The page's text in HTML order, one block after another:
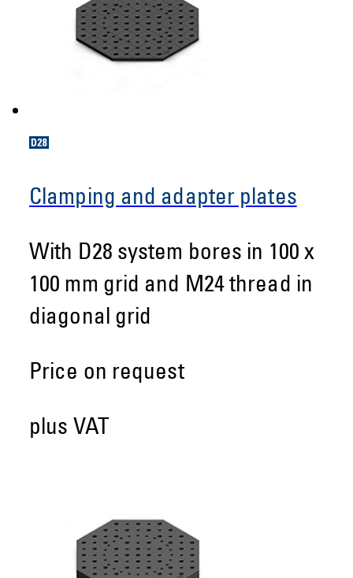
Clamping and adapter plates
With D28 system bores in 100 x
100 mm grid and M24 thread in
diagonal grid
Price on request
plus VAT